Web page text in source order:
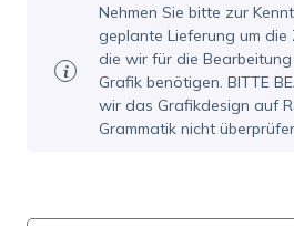
Nehmen Sie bitte zur
geplante Lieferung um die
die wir für die
Grafik benötigen. BITTE
wir das Grafikdesign auf
Grammatik nicht